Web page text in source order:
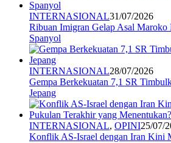
INTERNASIONAL31/07/2026
Ribuan Imigran Gelap Asal Maroko
Spanyol
INTERNASIONAL28/07/2026
Gempa Berkekuatan 7,1 SR
Jepang
INTERNASIONAL, OPINI25/07/
Konflik AS-Israel dengan Iran Kini